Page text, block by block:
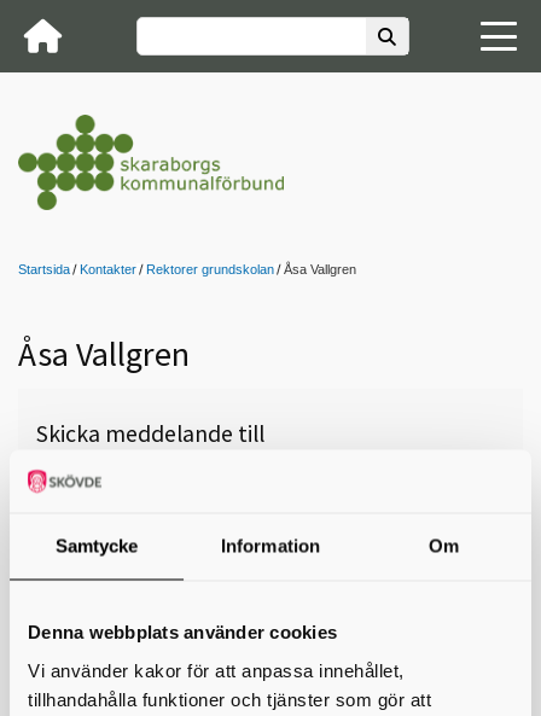
Samtycke Information Om
Denna webbplats använder cookies
Vi använder kakor för att anpassa innehållet,
tillhandahålla funktioner och tjänster som gör att
Startsida Kontakter Rektorer grundskolan Åsa Vallgren
Åsa Vallgren
Skicka meddelande till
Åsa Vallgren, Skövde, Sventorps
skola Åk F-6, 0500-49 72 40,
Din e-postadress